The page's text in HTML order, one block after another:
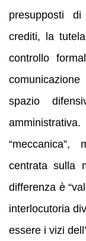
presupposti
crediti, la
controllo
spazio
centrata sulla
differenza è
interlocutoria
essere i vizi